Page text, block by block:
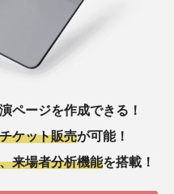
ページを作成できる！
ケット販売が可能！
来場者分析機能を搭載！